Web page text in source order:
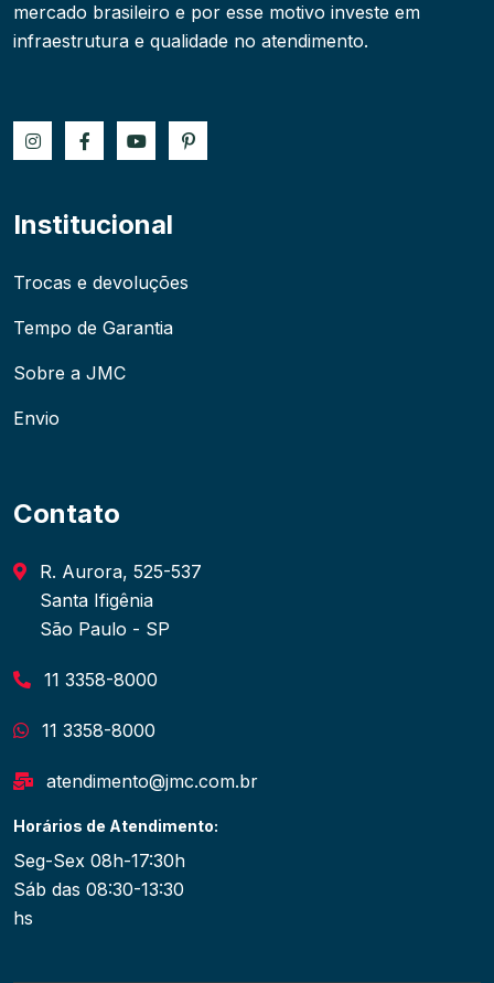
mercado brasileiro e por esse motivo investe em
infraestrutura e qualidade no atendimento.
Institucional
Trocas e devoluções
Tempo de Garantia
Sobre a JMC
Envio
Contato
R. Aurora, 525-537
Santa Ifigênia
São Paulo - SP
11 3358-8000
11 3358-8000
atendimento@jmc.com.br
Horários de Atendimento:
Seg-Sex 08h-17:30h
Sáb das 08:30-13:30
hs